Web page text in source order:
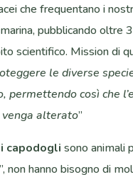
che frequentano i
pubblicando oltre
scientifico. Mission di
le diverse
permettendo così che
alterato”
capodogli sono animali
non hanno bisogno di